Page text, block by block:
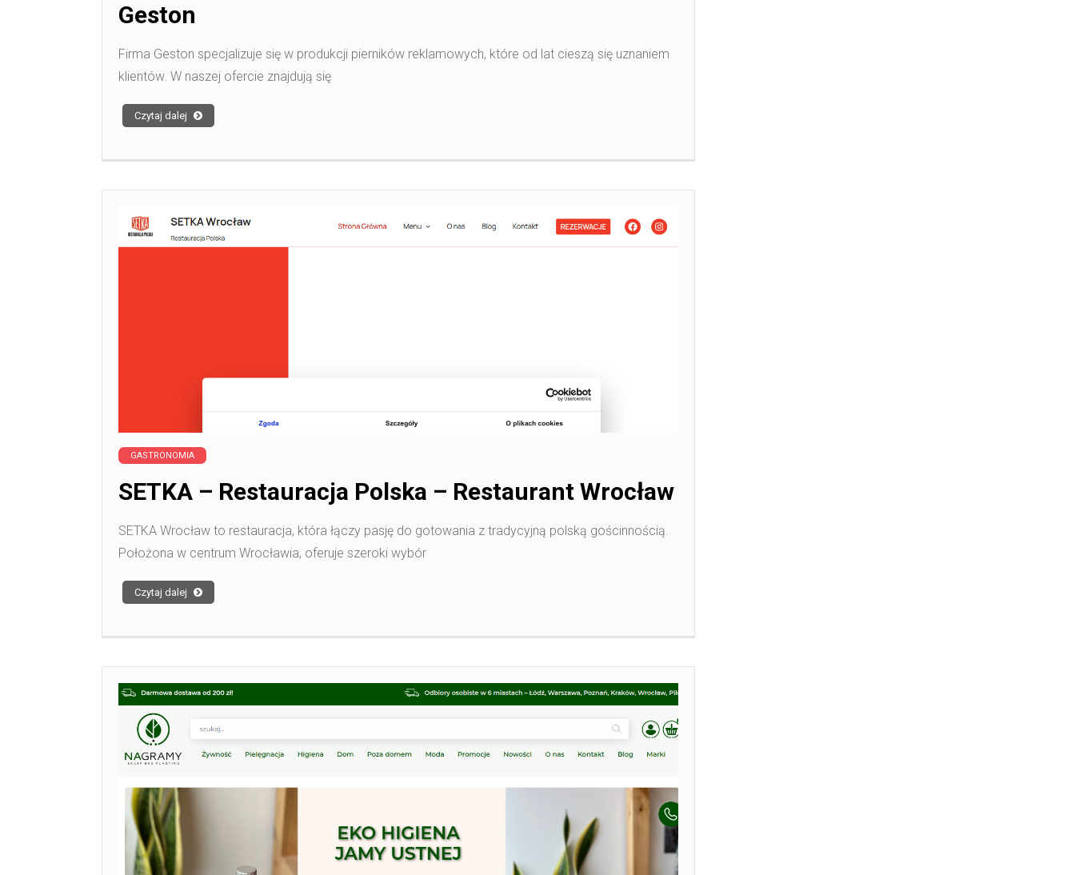
Geston
Firma Geston specjalizuje się w produkcji pierników reklamowych, które od lat cieszą się uznaniem
klientów. W naszej ofercie znajdują się
Czytaj dalej
GASTRONOMIA
SETKA – Restauracja Polska – Restaurant Wrocław
SETKA Wrocław to restauracja, która łączy pasję do gotowania z tradycyjną polską gościnnością.
Położona w centrum Wrocławia, oferuje szeroki wybór
Czytaj dalej